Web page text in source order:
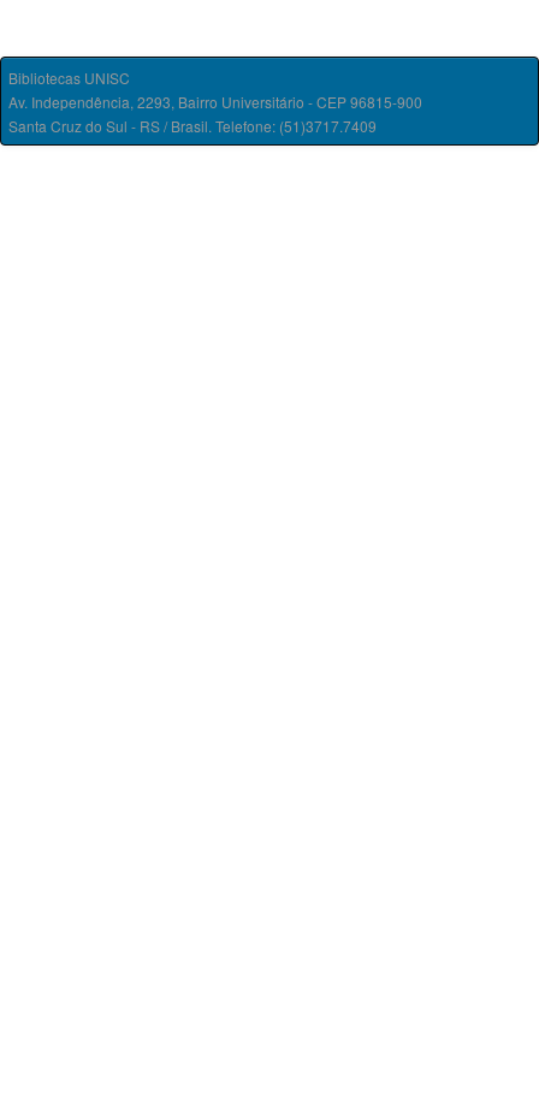
Bibliotecas UNISC
Av. Independência, 2293, Bairro Universitário - CEP 96815-900
Santa Cruz do Sul - RS / Brasil. Telefone: (51)3717.7409